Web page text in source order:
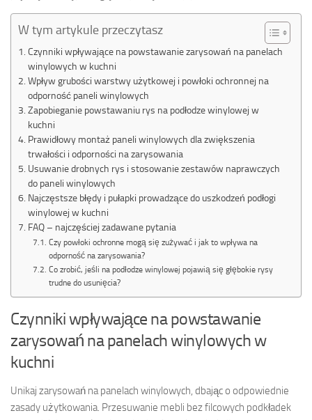
W tym artykule przeczytasz
Czynniki wpływające na powstawanie zarysowań na panelach
winylowych w kuchni
Wpływ grubości warstwy użytkowej i powłoki ochronnej na
odporność paneli winylowych
Zapobieganie powstawaniu rys na podłodze winylowej w
kuchni
Prawidłowy montaż paneli winylowych dla zwiększenia
trwałości i odporności na zarysowania
Usuwanie drobnych rys i stosowanie zestawów naprawczych
do paneli winylowych
Najczęstsze błędy i pułapki prowadzące do uszkodzeń podłogi
winylowej w kuchni
FAQ – najczęściej zadawane pytania
Czy powłoki ochronne mogą się zużywać i jak to wpływa na
odporność na zarysowania?
Co zrobić, jeśli na podłodze winylowej pojawią się głębokie rysy
trudne do usunięcia?
Czynniki wpływające na powstawanie
zarysowań na panelach winylowych w
kuchni
Unikaj zarysowań na panelach winylowych, dbając o odpowiednie
zasady użytkowania. Przesuwanie mebli bez filcowych podkładek